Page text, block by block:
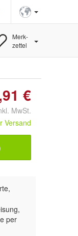
Merk-
zettel
€
MwSt.
Versand
per